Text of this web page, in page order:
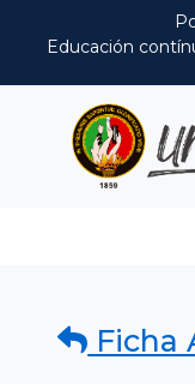
Educación
Ficha